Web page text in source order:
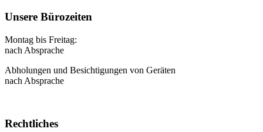
Unsere Bürozeiten
Montag bis Freitag:
nach Absprache
Abholungen und Besichtigungen von Geräten
nach Absprache
Rechtliches